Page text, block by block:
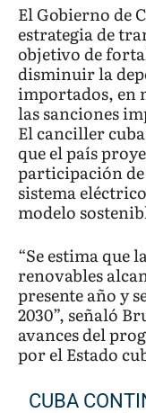
El Gobierno de
estrategia de
objetivo de
disminuir la
importados, en
las sanciones
El canciller
que el país
participación de
sistema
modelo
“Se estima que
renovables
presente año y
2030”, señaló
avances del
por el Estado
CUBA